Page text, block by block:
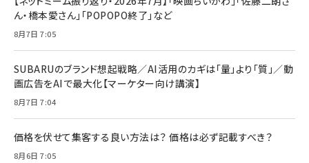
ん・橋本愛さん」「POPOPO終了」など
8月7日 7:05
SUBARUのブランド想起戦略／AI活用のカギは「量」より「質」／動
画広告をAIで最大化【マーケター向け講演】
8月7日 7:04
価格を伏せて集客する良い方法は？ 価格は必ず記載すべき？
8月6日 7:05